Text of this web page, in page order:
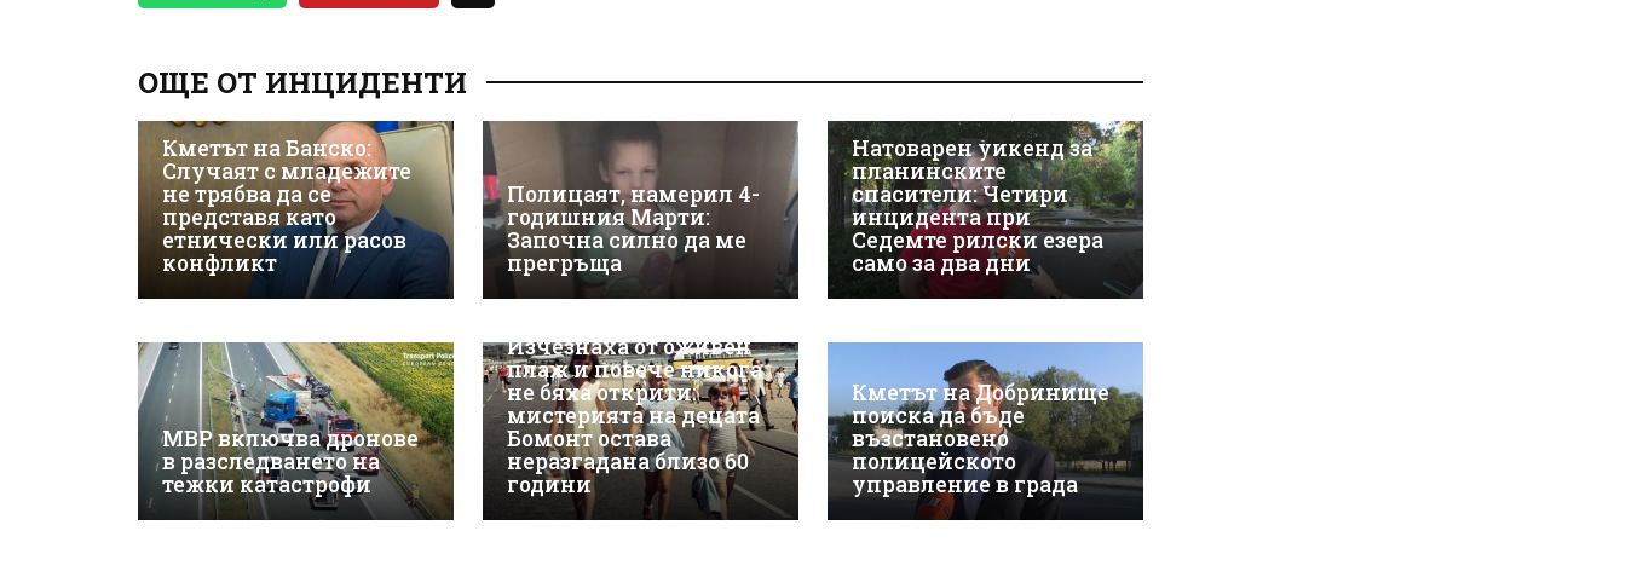
ОЩЕ ОТ ИНЦИДЕНТИ
Кметът на Банско:
Случаят с младежите
не трябва да се
представя като
етнически или расов
конфликт
Полицаят, намерил 4-
годишния Марти:
Започна силно да ме
прегръща
Натоварен уикенд за
планинските
спасители: Четири
инцидента при
Седемте рилски езера
само за два дни
МВР включва дронове
в разследването на
тежки катастрофи
Изчезнаха от оживен
плаж и повече никога
не бяха открити:
мистерията на децата
Бомонт остава
неразгадана близо 60
години
Кметът на Добринище
поиска да бъде
възстановено
полицейското
управление в града